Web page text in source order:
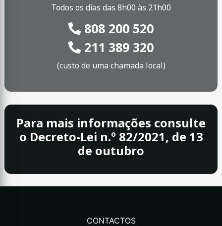
Todos os dias das 8h00 às 21h00
808 200 520
211 389 320
(custo de uma chamada local)
Para mais informações consulte
o Decreto-Lei n.º 82/2021, de 13
de outubro
CONTACTOS